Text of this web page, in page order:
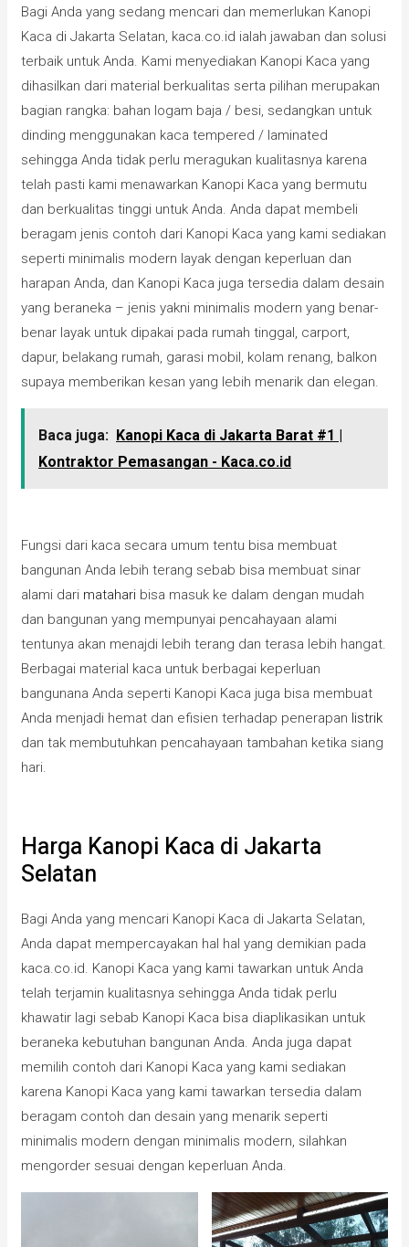
Bagi Anda yang sedang mencari dan memerlukan Kanopi
Kaca di Jakarta Selatan, kaca.co.id ialah jawaban dan solusi
terbaik untuk Anda. Kami menyediakan Kanopi Kaca yang
dihasilkan dari material berkualitas serta pilihan merupakan
bagian rangka: bahan logam baja / besi, sedangkan untuk
dinding menggunakan kaca tempered / laminated
sehingga Anda tidak perlu meragukan kualitasnya karena
telah pasti kami menawarkan Kanopi Kaca yang bermutu
dan berkualitas tinggi untuk Anda. Anda dapat membeli
beragam jenis contoh dari Kanopi Kaca yang kami sediakan
seperti minimalis modern layak dengan keperluan dan
harapan Anda, dan Kanopi Kaca juga tersedia dalam desain
yang beraneka – jenis yakni minimalis modern yang benar-
benar layak untuk dipakai pada rumah tinggal, carport,
dapur, belakang rumah, garasi mobil, kolam renang, balkon
supaya memberikan kesan yang lebih menarik dan elegan.
Baca juga: Kanopi Kaca di Jakarta Barat #1 |
Kontraktor Pemasangan - Kaca.co.id
Fungsi dari kaca secara umum tentu bisa membuat
bangunan Anda lebih terang sebab bisa membuat sinar
alami dari matahari bisa masuk ke dalam dengan mudah
dan bangunan yang mempunyai pencahayaan alami
tentunya akan menajdi lebih terang dan terasa lebih hangat.
Berbagai material kaca untuk berbagai keperluan
bangunana Anda seperti Kanopi Kaca juga bisa membuat
Anda menjadi hemat dan efisien terhadap penerapan listrik
dan tak membutuhkan pencahayaan tambahan ketika siang
hari.
Harga Kanopi Kaca di Jakarta
Selatan
Bagi Anda yang mencari Kanopi Kaca di Jakarta Selatan,
Anda dapat mempercayakan hal hal yang demikian pada
kaca.co.id. Kanopi Kaca yang kami tawarkan untuk Anda
telah terjamin kualitasnya sehingga Anda tidak perlu
khawatir lagi sebab Kanopi Kaca bisa diaplikasikan untuk
beraneka kebutuhan bangunan Anda. Anda juga dapat
memilih contoh dari Kanopi Kaca yang kami sediakan
karena Kanopi Kaca yang kami tawarkan tersedia dalam
beragam contoh dan desain yang menarik seperti
minimalis modern dengan minimalis modern, silahkan
mengorder sesuai dengan keperluan Anda.